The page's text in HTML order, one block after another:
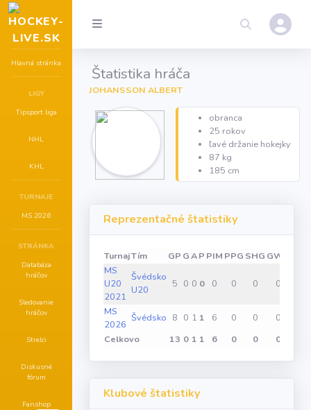
Hlavná stránka
LIGY
Tipsport liga
NHL
KHL
TURNAJE
MS 2026
STRÁNKA
Databáza
hráčov
Sledovanie
hráčov
Strelci
Diskusné
fórum
Fanshop
Štatistika hráča
JOHANSSON ALBERT
obranca
25 rokov
ľavé držanie hokejky
87 kg
185 cm
Reprezentačné štatistiky
TurnajTím GP GAP PIM PPG SHG GWG
MS
U20
2021
Švédsko
U20
5 0 0 0 0 0 0 0
MS
2026
Švédsko 8 0 1 1 6 0 0
0
Celkovo
13 0 1 1 6 0 0 0
Klubové štatistiky